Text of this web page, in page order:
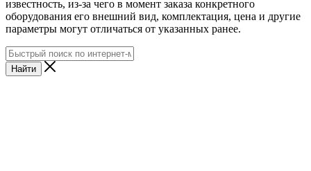
известность, из-за чего в момент заказа конкретного
оборудования его внешний вид, комплектация, цена и другие
параметры могут отличаться от указанных ранее.
Найти